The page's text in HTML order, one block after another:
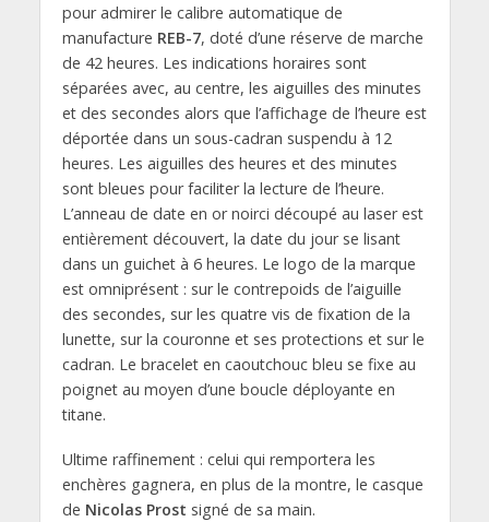
pour admirer le calibre automatique de
manufacture REB-7, doté d’une réserve de marche
de 42 heures. Les indications horaires sont
séparées avec, au centre, les aiguilles des minutes
et des secondes alors que l’affichage de l’heure est
déportée dans un sous-cadran suspendu à 12
heures. Les aiguilles des heures et des minutes
sont bleues pour faciliter la lecture de l’heure.
L’anneau de date en or noirci découpé au laser est
entièrement découvert, la date du jour se lisant
dans un guichet à 6 heures. Le logo de la marque
est omniprésent : sur le contrepoids de l’aiguille
des secondes, sur les quatre vis de fixation de la
lunette, sur la couronne et ses protections et sur le
cadran. Le bracelet en caoutchouc bleu se fixe au
poignet au moyen d’une boucle déployante en
titane.
Ultime raffinement : celui qui remportera les
enchères gagnera, en plus de la montre, le casque
de Nicolas Prost signé de sa main.